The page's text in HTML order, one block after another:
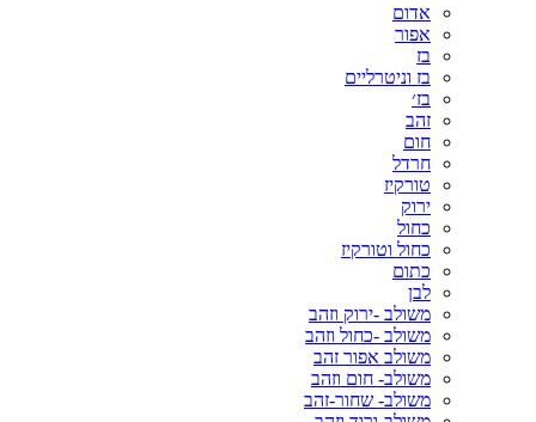
אדום
אפור
בז
בז וניטרליים
בז׳
זהב
חום
חרדל
טורקיז
ירוק
כחול
כחול וטורקיז
כתום
לבן
משולב -ירוק וזהב
משולב -כחול וזהב
משולב אפור זהב
משולב- חום וזהב
משולב- שחור-זהב